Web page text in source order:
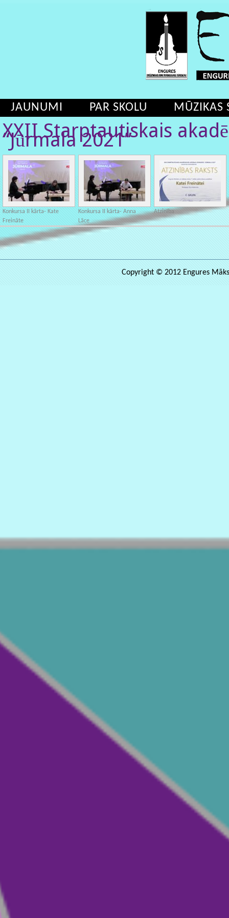
JAUNUMI PAR SKOLU MŪZIKAS
XXII Starptautiskais
“Jūrmala 2021”
Konkursa II kārta- Kate
Freināte
Konkursa II kārta- Anna
Lāce
Atzinība
Copyright © 2012 Engures